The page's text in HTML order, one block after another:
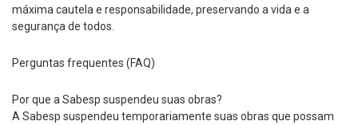
máxima cautela e responsabilidade, preservando a vida e a
segurança de todos.
Perguntas frequentes (FAQ)
Por que a Sabesp suspendeu suas obras?
A Sabesp suspendeu temporariamente suas obras que possam